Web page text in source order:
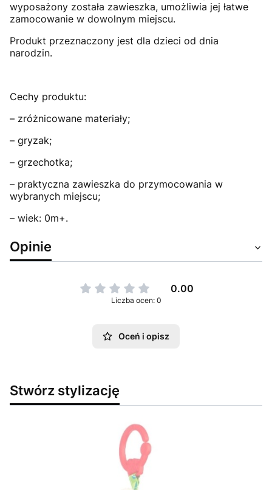
wyposażony została zawieszka, umożliwia jej łatwe
zamocowanie w dowolnym miejscu.
Produkt przeznaczony jest dla dzieci od dnia
narodzin.
Cechy produktu:
– zróżnicowane materiały;
– gryzak;
– grzechotka;
– praktyczna zawieszka do przymocowania w
wybranych miejscu;
– wiek: 0m+.
Opinie
0.00
Liczba ocen: 0
Oceń i opisz
Stwórz stylizację